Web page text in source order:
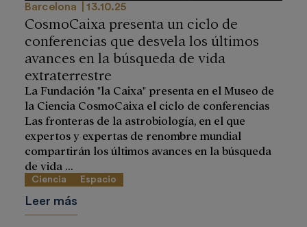
Barcelona 13.10.25
CosmoCaixa presenta un ciclo de
conferencias que desvela los últimos
avances en la búsqueda de vida
extraterrestre
La Fundación "la Caixa" presenta en el Museo de
la Ciencia CosmoCaixa el ciclo de conferencias
Las fronteras de la astrobiología, en el que
expertos y expertas de renombre mundial
compartirán los últimos avances en la búsqueda
de vida ...
Ciencia Espacio
Leer más